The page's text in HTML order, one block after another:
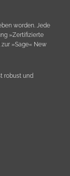
worden. Jede
»Zertifizierte
»Sage« New
robust und